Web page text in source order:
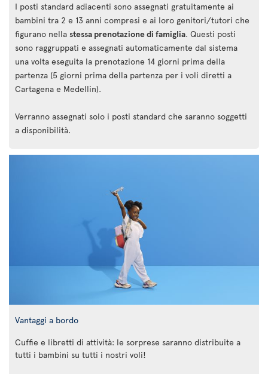
I posti standard adiacenti sono assegnati gratuitamente ai
bambini tra 2 e 13 anni compresi e ai loro genitori/tutori che
figurano nella stessa prenotazione di famiglia. Questi posti
sono raggruppati e assegnati automaticamente dal sistema
una volta eseguita la prenotazione 14 giorni prima della
partenza (5 giorni prima della partenza per i voli diretti a
Cartagena e Medellin).
Verranno assegnati solo i posti standard che saranno soggetti
a disponibilità.
Vantaggi a bordo
Cuffie e libretti di attività: le sorprese saranno distribuite a
tutti i bambini su tutti i nostri voli!